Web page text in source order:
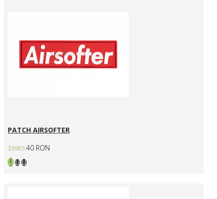
PATCH AIRSOFTER
3396540 RON